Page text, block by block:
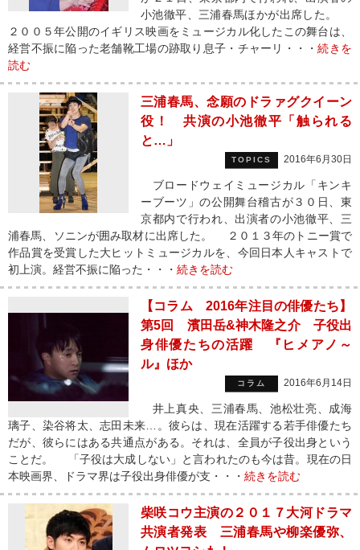
小池徹平、三浦春馬ほかが出席した。
２００５年公開のイギリス映画をミュージカル化したこの舞台は、
経営不振に陥った老舗靴工場の跡取り息子・チャーリ・・・続きを
読む
三浦春馬、念願のドラァグクイーン
役！ 共演の小池徹平「触られる
と…」
TOPICS 2016年6月30日
ブロードウェイミュージカル「キンキ
ーブーツ」の公開舞台稽古が３０日、東
京都内で行われ、出演者の小池徹平、三
浦春馬、ソニンが囲み取材に出席した。 ２０１３年のトニー賞で
作品賞を受賞した大ヒットミュージカルを、今回日本人キャストで
初上演。経営不振に陥った・・・ 続きを読む
【コラム 2016年注目の俳優たち】
第5回 濱田岳&神木隆之介 子役出
身俳優たちの活躍 『ヒメアノ～
ル』ほか
コラム 2016年6月14日
井上真央、三浦春馬、池松壮亮、成海
璃子、染谷将太、志田未来…。彼らは、現在活躍する若手俳優たち
だが、彼らにはある共通点がある。それは、全員が子役出身という
ことだ。 「子役は大成しない」と言われたのも今は昔。現在の日
本映画界、ドラマ界は子役出身俳優が支・・・ 続きを読む
柴咲コウ主演の２０１７大河ドラマ
共演者発表 三浦春馬や柳楽優弥、